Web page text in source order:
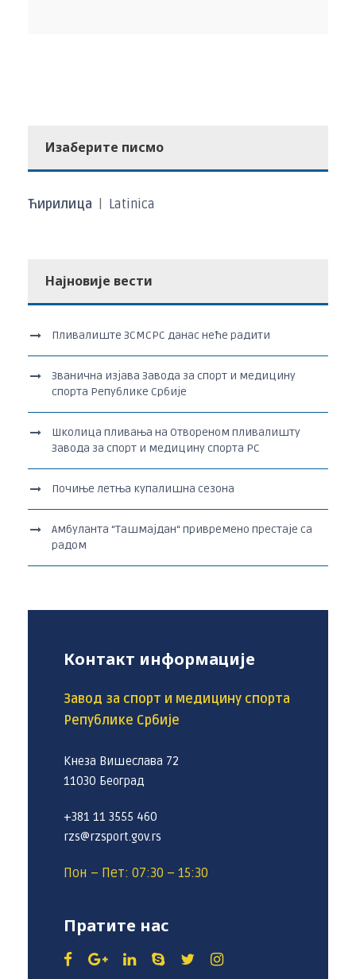
Изаберите писмо
Ћирилица Latinica
Најновије вести
Пливалиште ЗСМСРС данас неће радити
Званична изјава Завода за спорт и медицину
спорта Републике Србије
Школица пливања на Отвореном пливалишту
Завода за спорт и медицину спорта РС
Почиње летња купалишна сезона
Амбуланта “Ташмајдан“ привремено престаје са
радом
Контакт информације
Завод за спорт и медицину спорта
Републике Србије
Кнеза Вишеслава 72
11030 Београд
+381 11 3555 460
rzs@rzsport.gov.rs
Пон – Пет: 07:30 – 15:30
Пратите нас